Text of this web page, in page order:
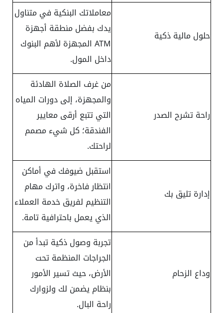
حلول مالية ذكية
معاملاتك البنكية في متناول
يدك بفضل منطقة أجهزة
ATM المجهزة لأهم البنوك
داخل المول.
راحة تشرح الصدر
من غرف الصلاة الهادئة
والمجهزة، إلى دورات المياه
التي تتبع أرقى معايير
الفندقة؛ كل شيء مصمم
لراحتك.
إدارة تليق بك
استقبل ضيوفك في أماكن
انتظار فاخرة، واترك مهام
التنظيم لفريق خدمة العملاء
الذي يعمل باحترافية تامة.
وداع الزحام
تجربة وصول ذكية تبدأ من
الجراجات المنظمة تحت
الأرض، حيث تسير الأمور
بنظام يضمن لك ولزوارك
راحة البال.